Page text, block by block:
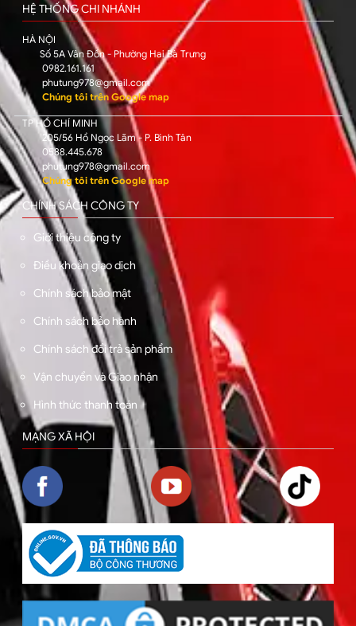
HỆ THỐNG CHI NHÁNH
HÀ NỘI
Số 5A Vân Đồn - Phường Hai Bà Trưng
0982.161.161
phutung978@gmail.com
Chúng tôi trên Google map
TP HỒ CHÍ MINH
205/56 Hồ Ngọc Lãm - P. Bình Tân
0588.445.678
phutung978@gmail.com
Chúng tôi trên Google map
CHÍNH SÁCH CÔNG TY
Giới thiệu công ty
Điều khoản giao dịch
Chính sách bảo mật
Chính sách bảo hành
Chính sách đổi trả sản phẩm
Vận chuyển và Giao nhận
Hình thức thanh toán
MẠNG XÃ HỘI